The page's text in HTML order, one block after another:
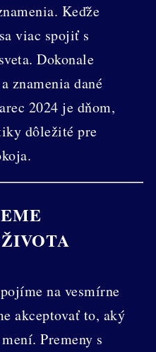
Keďže
viac spojiť s
Dokonale
znamenia dané
2024 je dňom,
dôležité pre
na vesmírne
akceptovať to, aký
Premeny s